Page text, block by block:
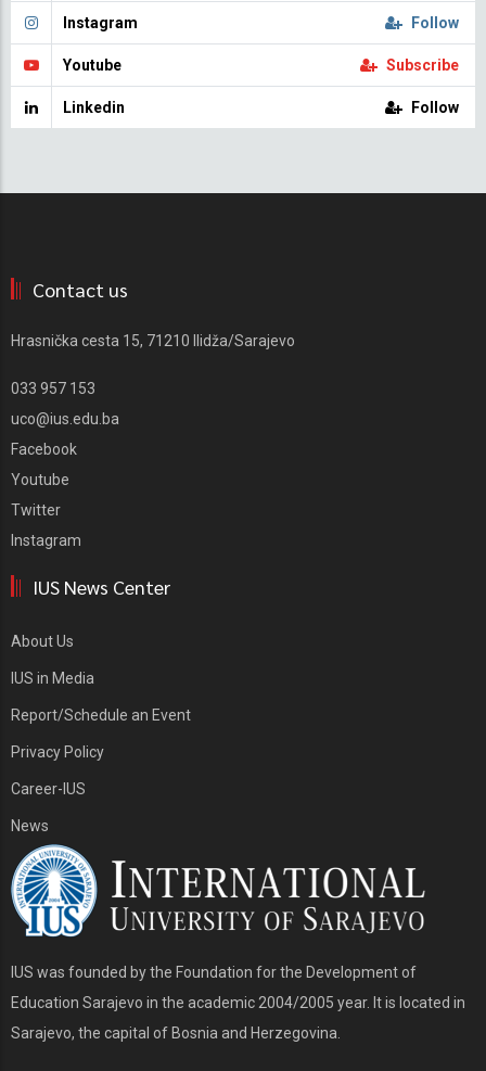
Instagram Follow
Youtube Subscribe
Linkedin Follow
Contact us
Hrasnička cesta 15, 71210 Ilidža/Sarajevo
033 957 153
uco@ius.edu.ba
Facebook
Youtube
Twitter
Instagram
IUS News Center
About Us
IUS in Media
Report/Schedule an Event
Privacy Policy
Career-IUS
News
IUS was founded by the Foundation for the Development of
Education Sarajevo in the academic 2004/2005 year. It is located in
Sarajevo, the capital of Bosnia and Herzegovina.